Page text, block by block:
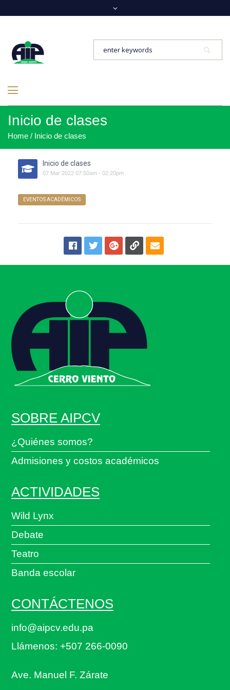
Inicio de clases
Home / Inicio de clases
Inicio de clases
07 Mar 2022 07:50am - 02:20pm
EVENTOS ACADÉMICOS
SOBRE AIPCV
¿Quiénes somos?
Admisiones y costos académicos
ACTIVIDADES
Wild Lynx
Debate
Teatro
Banda escolar
CONTÁCTENOS
info@aipcv.edu.pa
Llámenos: +507 266-0090
Ave. Manuel F. Zárate